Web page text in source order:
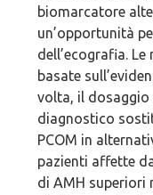
biomarcatore
un’opportunità
dell’ecografia.
basate
volta, il dosaggio
diagnostico
PCOM in
pazienti affette
di AMH superiori